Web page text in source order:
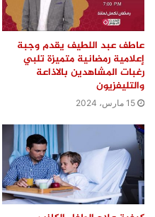
عاطف عبد اللطيف يقدم وجبة
إعلامية رمضانية متميزة تلبي
رغبات المشاهدين بالاذاعة
والتليفزيون
15 مارس، 2024